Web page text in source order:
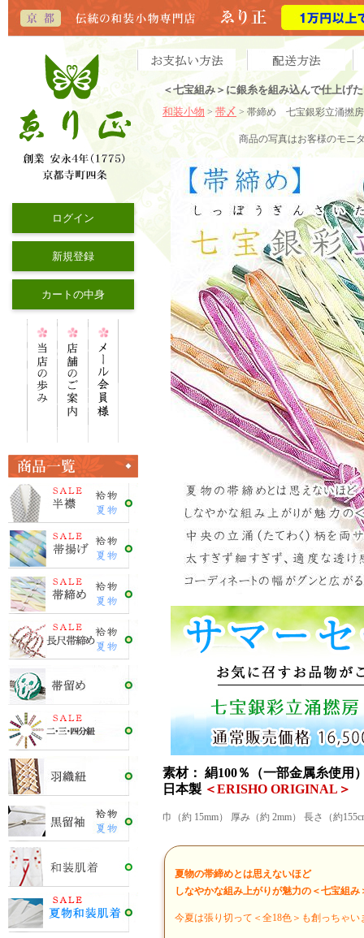
ログイン
新規登録
カートの中身
＜七宝組み＞に銀糸を組み込んで仕上げ
和装小物 > 帯〆 > 帯締め 七宝銀彩立涌撚房
商品の写真はお客様のモニ
素材： 絹100％（一部金属糸使用
日本製 ＜ERISHO ORIGINAL＞
巾（約 15mm） 厚み（約 2mm） 長さ（約
夏物の帯締めとは思えないほど
しなやかな組み上がりが魅力の＜七宝組
今夏は張り切って＜全18色＞も創っちゃ